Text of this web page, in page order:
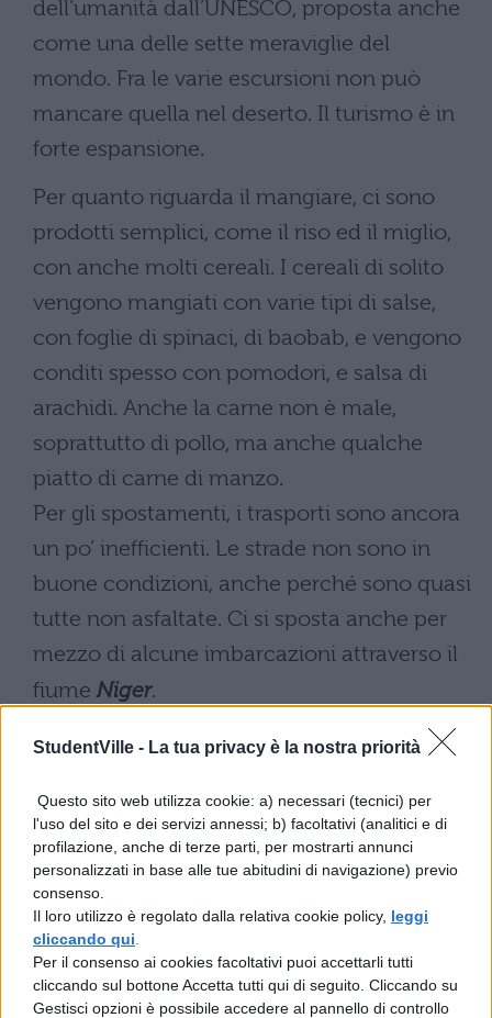
StudentVille - La tua privacy è la nostra priorità
Questo sito web utilizza cookie: a) necessari (tecnici) per
l'uso del sito e dei servizi annessi; b) facoltativi (analitici e di
profilazione, anche di terze parti, per mostrarti annunci
personalizzati in base alle tue abitudini di navigazione) previo
consenso.
Il loro utilizzo è regolato dalla relativa cookie policy, leggi
cliccando qui
Per il consenso ai cookies facoltativi puoi accettarli tutti
cliccando sul bottone Accetta tutti qui di seguito. Cliccando su
Gestisci opzioni è possibile accedere al pannello di controllo
dell’umanità dall’UNESCO, proposta anche
come una delle sette meraviglie del
mondo. Fra le varie escursioni non può
mancare quella nel deserto. Il turismo è in
forte espansione.
Per quanto riguarda il mangiare, ci sono
prodotti semplici, come il riso ed il miglio,
con anche molti cereali. I cereali di solito
vengono mangiati con varie tipi di salse,
con foglie di spinaci, di baobab, e vengono
conditi spesso con pomodori, e salsa di
arachidi. Anche la carne non è male,
soprattutto di pollo, ma anche qualche
piatto di carne di manzo.
Per gli spostamenti, i trasporti sono ancora
un po’ inefficienti. Le strade non sono in
buone condizioni, anche perché sono quasi
tutte non asfaltate. Ci si sposta anche per
mezzo di alcune imbarcazioni attraverso il
fiume Niger.
Il clima del Maliè di tipo subtropicale e
del paese. Il clima è molto caldo
soprattutto nella zona a Nord, dove si trova
il deserto, e meno caldo scendendo verso
sud.
La vita notturna del paese è molto limitata,
anche se piace molto la musica.